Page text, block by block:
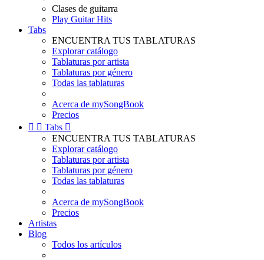
Clases de guitarra
Play Guitar Hits
Tabs
ENCUENTRA TUS TABLATURAS
Explorar catálogo
Tablaturas por artista
Tablaturas por género
Todas las tablaturas
Acerca de mySongBook
Precios
  Tabs 
ENCUENTRA TUS TABLATURAS
Explorar catálogo
Tablaturas por artista
Tablaturas por género
Todas las tablaturas
Acerca de mySongBook
Precios
Artistas
Blog
Todos los artículos